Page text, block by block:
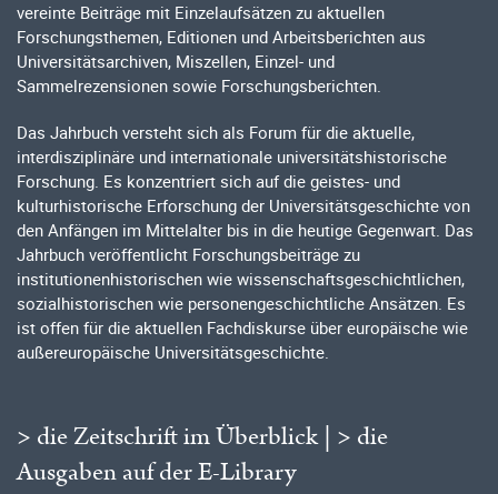
vereinte Beiträge mit Einzelaufsätzen zu aktuellen
Forschungsthemen, Editionen und Arbeitsberichten aus
Universitätsarchiven, Miszellen, Einzel- und
Sammelrezensionen sowie Forschungsberichten.
Das Jahrbuch versteht sich als Forum für die aktuelle,
interdisziplinäre und internationale universitätshistorische
Forschung. Es konzentriert sich auf die geistes- und
kulturhistorische Erforschung der Universitätsgeschichte von
den Anfängen im Mittelalter bis in die heutige Gegenwart. Das
Jahrbuch veröffentlicht Forschungsbeiträge zu
institutionenhistorischen wie wissenschaftsgeschichtlichen,
sozialhistorischen wie personengeschichtliche Ansätzen. Es
ist offen für die aktuellen Fachdiskurse über europäische wie
außereuropäische Universitätsgeschichte.
> die Zeitschrift im Überblick| > die
Ausgaben auf der E-Library